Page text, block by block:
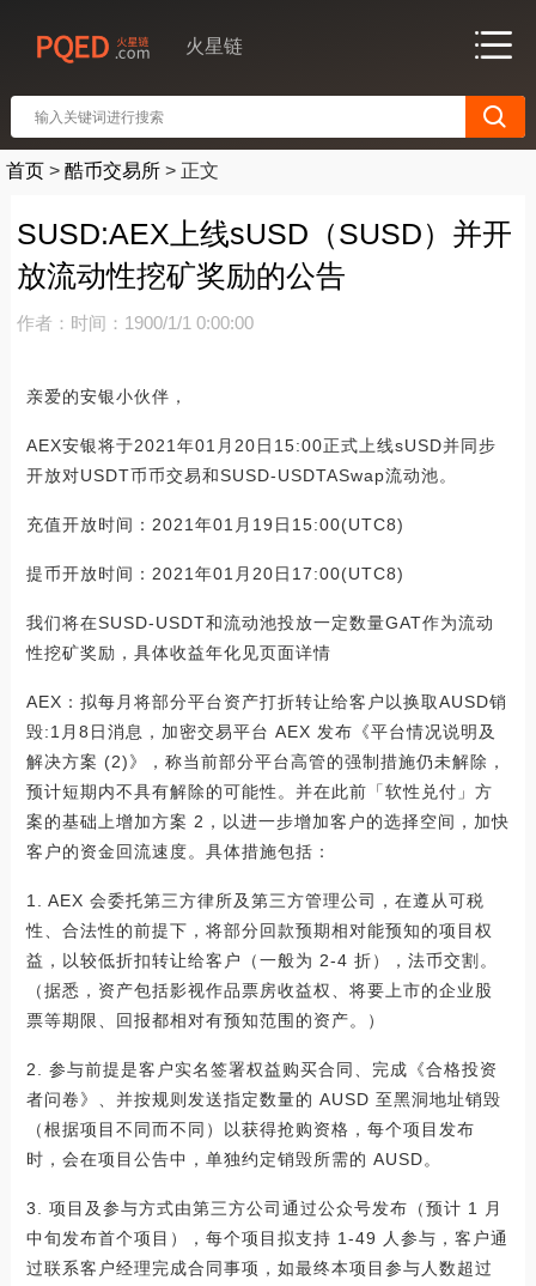
火星链
首页 > 酷币交易所 > 正文
SUSD:AEX上线sUSD（SUSD）并开
放流动性挖矿奖励的公告
作者： 时间：1900/1/1 0:00:00
亲爱的安银小伙伴，
AEX安银将于2021年01月20日15:00正式上线sUSD并同步
开放对USDT币币交易和SUSD-USDTASwap流动池。
充值开放时间：2021年01月19日15:00(UTC8)
提币开放时间：2021年01月20日17:00(UTC8)
我们将在SUSD-USDT和流动池投放一定数量GAT作为流动
性挖矿奖励，具体收益年化见页面详情
AEX：拟每月将部分平台资产打折转让给客户以换取AUSD销
毁:1月8日消息，加密交易平台 AEX 发布《平台情况说明及
解决方案 (2)》，称当前部分平台高管的强制措施仍未解除，
预计短期内不具有解除的可能性。并在此前「软性兑付」方
案的基础上增加方案 2，以进一步增加客户的选择空间，加快
客户的资金回流速度。具体措施包括：
1. AEX 会委托第三方律所及第三方管理公司，在遵从可税
性、合法性的前提下，将部分回款预期相对能预知的项目权
益，以较低折扣转让给客户（一般为 2-4 折），法币交割。
（据悉，资产包括影视作品票房收益权、将要上市的企业股
票等期限、回报都相对有预知范围的资产。）
2. 参与前提是客户实名签署权益购买合同、完成《合格投资
者问卷》、并按规则发送指定数量的 AUSD 至黑洞地址销毁
（根据项目不同而不同）以获得抢购资格，每个项目发布
时，会在项目公告中，单独约定销毁所需的 AUSD。
3. 项目及参与方式由第三方公司通过公众号发布（预计 1 月
中旬发布首个项目），每个项目拟支持 1-49 人参与，客户通
过联系客户经理完成合同事项，如最终本项目参与人数超过